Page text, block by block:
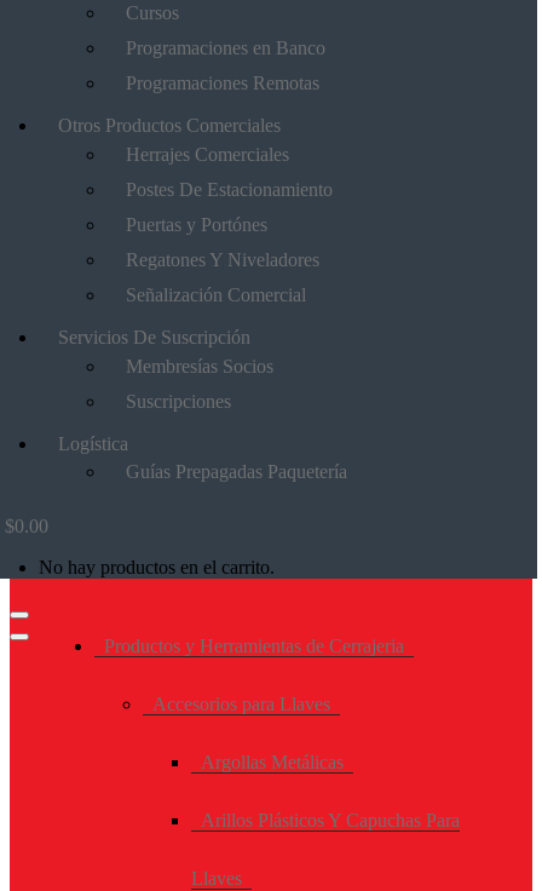
Cursos
Programaciones en Banco
Programaciones Remotas
Otros Productos Comerciales
Herrajes Comerciales
Postes De Estacionamiento
Puertas y Portónes
Regatones Y Niveladores
Señalización Comercial
Servicios De Suscripción
Membresías Socios
Suscripciones
Logística
Guías Prepagadas Paquetería
$0.00
No hay productos en el carrito.
Productos y Herramientas de Cerrajeria
Accesorios para Llaves
Argollas Metálicas
Arillos Plásticos Y Capuchas Para
Llaves